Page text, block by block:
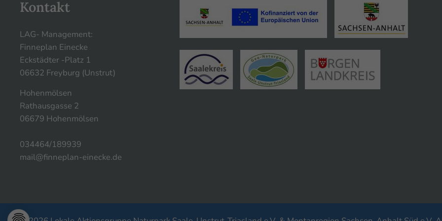
Kontakt
LAG- Management:
Finneplan Einecke
Eckstädter -Platz 1
06632 Freyburg (Unstrut)
Hohenmölsen
Rathausgasse 2
06679 Hohenmölsen
034464/189939
mail@finneplan-einecke.de